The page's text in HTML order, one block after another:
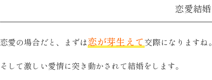
恋愛結婚
恋愛の場合だと、まずは恋が芽生えて交際になりますね。
そして激しい愛情に突き動かされて結婚をします。